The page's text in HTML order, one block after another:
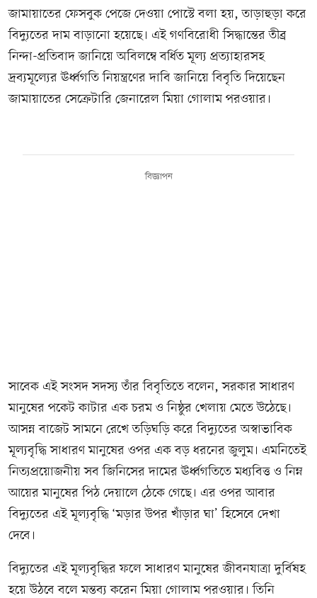
জামায়াতের ফেসবুক পেজে দেওয়া পোস্টে বলা হয়, তাড়াহুড়া করে
বিদ্যুতের দাম বাড়ানো হয়েছে। এই গণবিরোধী সিদ্ধান্তের তীব্র
নিন্দা-প্রতিবাদ জানিয়ে অবিলম্বে বর্ধিত মূল্য প্রত্যাহারসহ
দ্রব্যমূল্যের ঊর্ধ্বগতি নিয়ন্ত্রণের দাবি জানিয়ে বিবৃতি দিয়েছেন
জামায়াতের সেক্রেটারি জেনারেল মিয়া গোলাম পরওয়ার।
বিজ্ঞাপন
সাবেক এই সংসদ সদস্য তাঁর বিবৃতিতে বলেন, সরকার সাধারণ
মানুষের পকেট কাটার এক চরম ও নিষ্ঠুর খেলায় মেতে উঠেছে।
আসন্ন বাজেট সামনে রেখে তড়িঘড়ি করে বিদ্যুতের অস্বাভাবিক
মূল্যবৃদ্ধি সাধারণ মানুষের ওপর এক বড় ধরনের জুলুম। এমনিতেই
নিত্যপ্রয়োজনীয় সব জিনিসের দামের ঊর্ধ্বগতিতে মধ্যবিত্ত ও নিম্ন
আয়ের মানুষের পিঠ দেয়ালে ঠেকে গেছে। এর ওপর আবার
বিদ্যুতের এই মূল্যবৃদ্ধি ‘মড়ার উপর খাঁড়ার ঘা’ হিসেবে দেখা
দেবে।
বিদ্যুতের এই মূল্যবৃদ্ধির ফলে সাধারণ মানুষের জীবনযাত্রা দুর্বিষহ
হয়ে উঠবে বলে মন্তব্য করেন মিয়া গোলাম পরওয়ার। তিনি